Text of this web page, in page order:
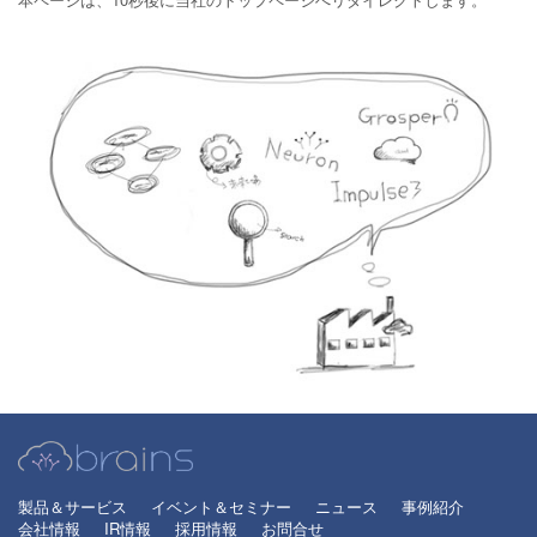
製品＆サービス イベント＆セミナー ニュース
事例紹介
会社情報
IR情報 採用情報 お問合せ